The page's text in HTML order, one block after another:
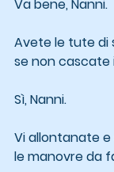
Va bene, Nanni.
Avete le tute di
se non cascate
Sì, Nanni.
Vi allontanate
le manovre da